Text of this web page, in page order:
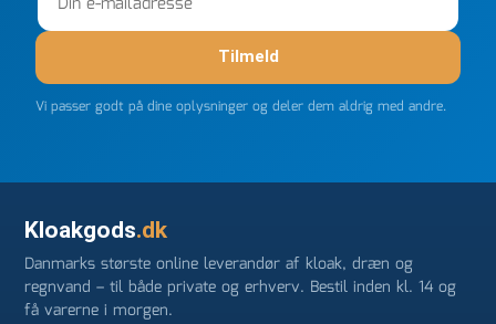
Tilmeld
Vi passer godt på dine oplysninger og deler dem aldrig med andre.
Kloakgods.dk
Danmarks største online leverandør af kloak, dræn og
regnvand – til både private og erhverv. Bestil inden kl. 14 og
få varerne i morgen.